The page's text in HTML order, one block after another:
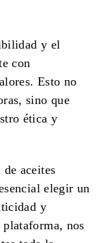
y el
con
Esto no
sino que
ética y
aceites
elegir un
y
nos